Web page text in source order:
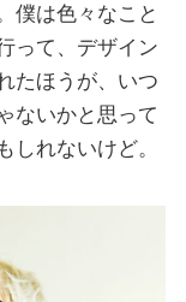
僕は色々なこと
って、デザイン
たほうが、いつ
ないかと思って
しれないけど。